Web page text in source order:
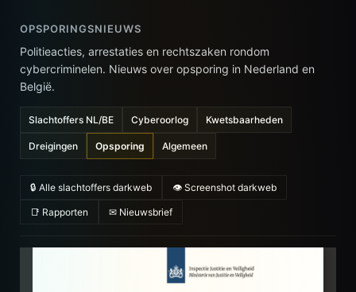
OPSPORINGSNIEUWS
Politieacties, arrestaties en rechtszaken rondom
cybercriminelen. Nieuws over opsporing in Nederland en
België.
Slachtoffers NL/BE Cyberoorlog Kwetsbaarheden
Dreigingen Opsporing Algemeen
🔒 Alle slachtoffers darkweb 👁 Screenshot darkweb
📑 Rapporten ✉ Nieuwsbrief